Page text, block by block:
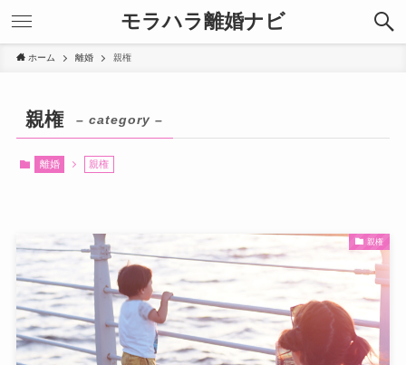
モラハラ離婚ナビ
ホーム 離婚 親権
親権 – category –
離婚 親権
親権